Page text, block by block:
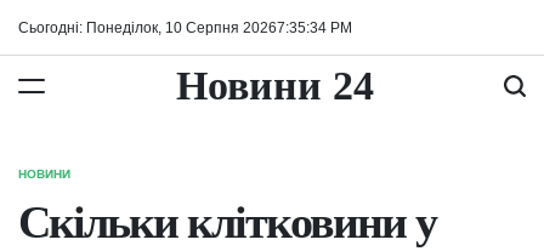
Сьогодні: Понеділок, 10 Серпня 20267:35:35 PM
Новини 24
ОПУБЛІКУВАТИ
НОВИНИ
Скільки клітковини у